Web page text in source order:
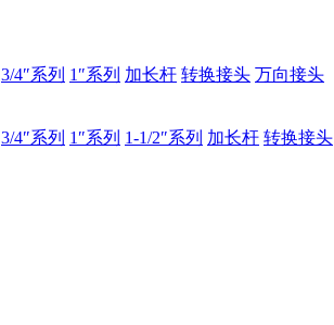
3/4″系列 1″系列 加长杆 转换接头 万向接头
3/4″系列 1″系列 1-1/2″系列 加长杆 转换接头